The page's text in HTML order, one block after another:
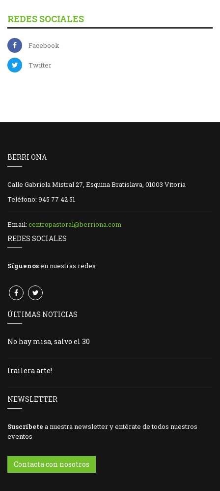
REDES SOCIALES
Facebook
Twitter
BERRI ONA
Calle Gabriela Mistral 27, Esquina Bratislava, 01003 Vitoria
Teléfono: 945 77 42 51
Email: centropastoral@berriona.com
REDES SOCIALES
Síguenosen nuestras redes
ÚLTIMAS NOTICIAS
No hay misa, salvo el 30
Irailera arte!
NEWSLETTER
Suscríbete a nuestra newsletter y entérate de todos nuestros
eventos
Contacta con nosotros